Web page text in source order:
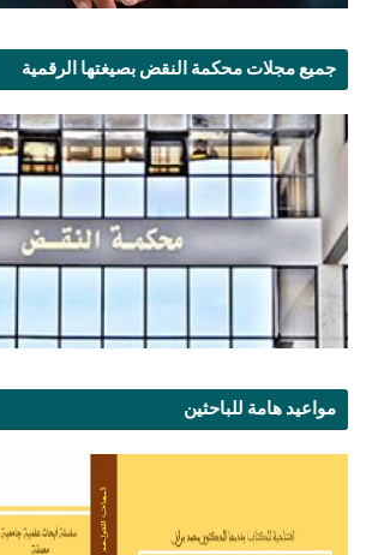
جميع مجلات محكمة النقض بصيغتها الرقمية
مواعيد هامة للباحثين